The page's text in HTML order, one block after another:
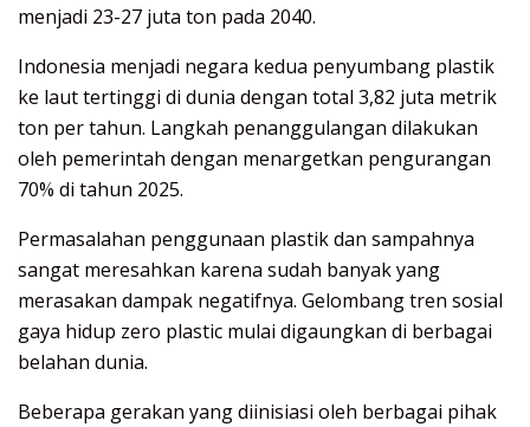
menjadi 23-27 juta ton pada 2040.
Indonesia menjadi negara kedua penyumbang plastik
ke laut tertinggi di dunia dengan total 3,82 juta metrik
ton per tahun. Langkah penanggulangan dilakukan
oleh pemerintah dengan menargetkan pengurangan
70% di tahun 2025.
Permasalahan penggunaan plastik dan sampahnya
sangat meresahkan karena sudah banyak yang
merasakan dampak negatifnya. Gelombang tren sosial
gaya hidup zero plastic mulai digaungkan di berbagai
belahan dunia.
Beberapa gerakan yang diinisiasi oleh berbagai pihak